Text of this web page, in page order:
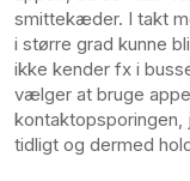
smittekæder. I takt
i større grad kunne
ikke kender fx i
vælger at bruge
tidligt og dermed